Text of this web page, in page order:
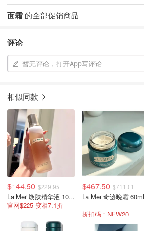
面霜 的全部促销商品
评论
暂无评论，打开App写评论
相似同款
$144.50 $229.95
La Mer 焕肤精华液 100ml
官网$225 变相7.1折
$467.50 $711.01
La Mer 奇迹晚霜 60ml
折扣码：NEW20